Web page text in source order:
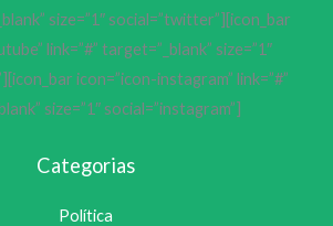
size=”1″ social=”twitter”][icon_bar
link=”#” target=”_blank” size=”1″
icon=”icon-instagram” link=”#”
size=”1″ social=”instagram”]
Categorias
Política